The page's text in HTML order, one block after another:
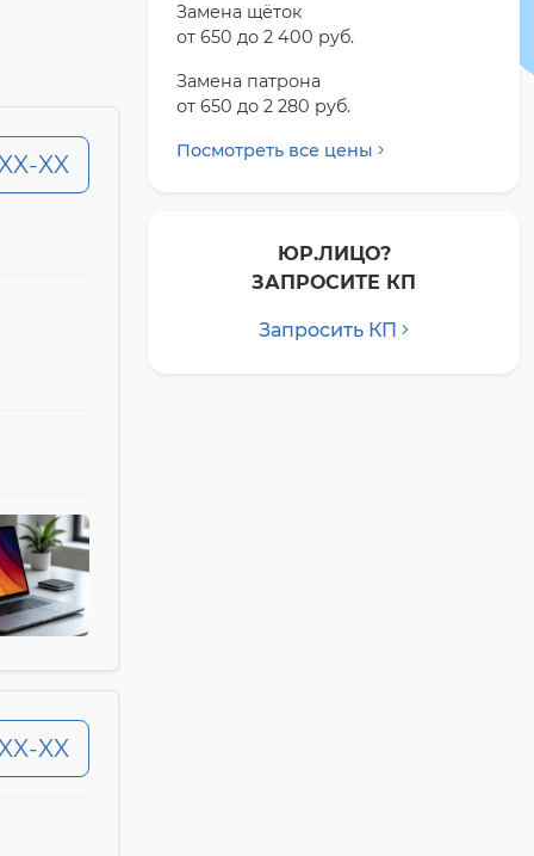
XX
XX
Замена щёток
от 650 до 2 400 pyб.
Замена патрона
от 650 до 2 280 pyб.
Посмотреть все цены
ЮР.ЛИЦО?
ЗАПРОСИТЕ КП
Запросить КП